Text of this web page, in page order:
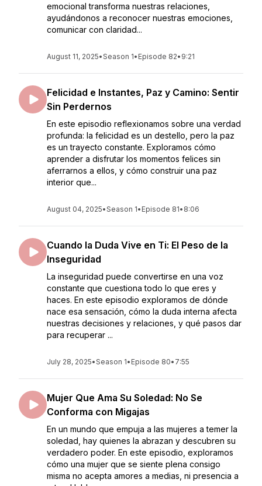
emocional transforma nuestras relaciones,
ayudándonos a reconocer nuestras emociones,
comunicar con claridad...
August 11, 2025•Season 1• Episode 82• 9:21
Felicidad e Instantes, Paz y Camino: Sentir
Sin Perdernos
En este episodio reflexionamos sobre una verdad
profunda: la felicidad es un destello, pero la paz
es un trayecto constante. Exploramos cómo
aprender a disfrutar los momentos felices sin
aferrarnos a ellos, y cómo construir una paz
interior que...
August 04, 2025•Season 1• Episode 81• 8:06
Cuando la Duda Vive en Ti: El Peso de la
Inseguridad
La inseguridad puede convertirse en una voz
constante que cuestiona todo lo que eres y
haces. En este episodio exploramos de dónde
nace esa sensación, cómo la duda interna afecta
nuestras decisiones y relaciones, y qué pasos dar
para recuperar ...
July 28, 2025•Season 1• Episode 80• 7:55
Mujer Que Ama Su Soledad: No Se
Conforma con Migajas
En un mundo que empuja a las mujeres a temer la
soledad, hay quienes la abrazan y descubren su
verdadero poder. En este episodio, exploramos
cómo una mujer que se siente plena consigo
misma no acepta amores a medias, ni presencia a